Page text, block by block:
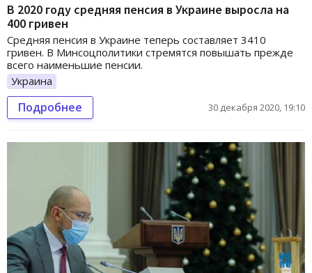
В 2020 году средняя пенсия в Украине выросла на
400 гривен
Средняя пенсия в Украине теперь составляет 3410
гривен. В Минсоцполитики стремятся повышать прежде
всего наименьшие пенсии.
Украина
Подробнее 30 декабря 2020, 19:10